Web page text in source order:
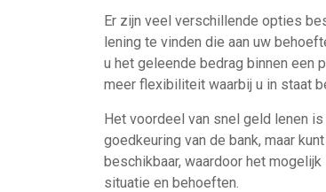
Er zijn veel verschillende opties
lening te vinden die aan uw
u het geleende bedrag binnen een
meer flexibiliteit waarbij u in staat
Het voordeel van snel geld lenen
goedkeuring van de bank, maar
beschikbaar, waardoor het
situatie en behoeften.